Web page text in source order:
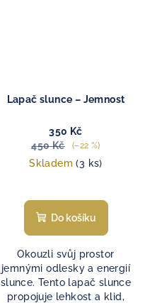
Lapač slunce – Jemnost
350 Kč
450 Kč
(–22 %)
Skladem(3 ks)
Do košíku
Okouzli svůj prostor
jemnými odlesky a energií
slunce. Tento lapač slunce
propojuje lehkost a klid,